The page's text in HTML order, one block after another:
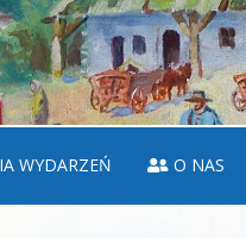
WYDARZEŃ O NAS